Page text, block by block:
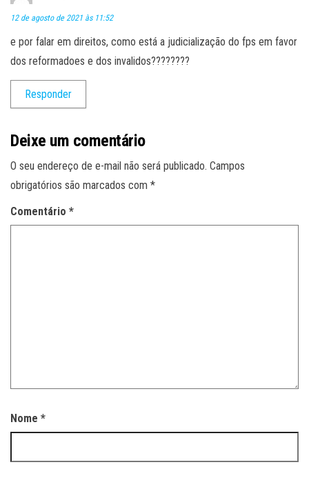
12 de agosto de 2021 às 11:52
e por falar em direitos, como está a judicialização do fps em favor
dos reformadoes e dos invalidos????????
Responder
Deixe um comentário
O seu endereço de e-mail não será publicado. Campos
obrigatórios são marcados com *
Comentário *
Nome *